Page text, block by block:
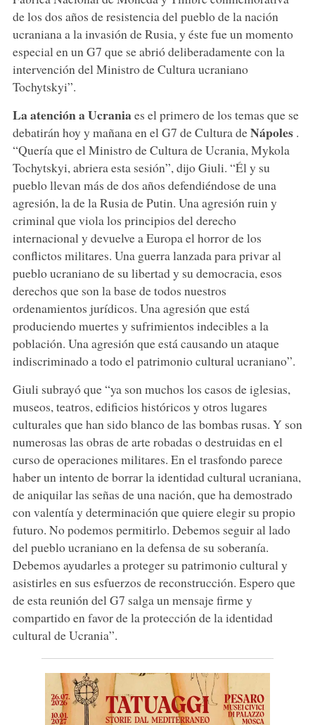
de los dos años de resistencia del pueblo de la nación
ucraniana a la invasión de Rusia, y éste fue un momento
especial en un G7 que se abrió deliberadamente con la
intervención del Ministro de Cultura ucraniano
Tochytskyi”.
La atención a Ucraniaes el primero de los temas que se
debatirán hoy y mañana en el G7 de Cultura deNápoles .
“Quería que el Ministro de Cultura de Ucrania, Mykola
Tochytskyi, abriera esta sesión”, dijo Giuli. “Él y su
pueblo llevan más de dos años defendiéndose de una
agresión, la de la Rusia de Putin. Una agresión ruin y
criminal que viola los principios del derecho
internacional y devuelve a Europa el horror de los
conflictos militares. Una guerra lanzada para privar al
pueblo ucraniano de su libertad y su democracia, esos
derechos que son la base de todos nuestros
ordenamientos jurídicos. Una agresión que está
produciendo muertes y sufrimientos indecibles a la
población. Una agresión que está causando un ataque
indiscriminado a todo el patrimonio cultural ucraniano”.
Giuli subrayó que “ya son muchos los casos de iglesias,
museos, teatros, edificios históricos y otros lugares
culturales que han sido blanco de las bombas rusas. Y son
numerosas las obras de arte robadas o destruidas en el
curso de operaciones militares. En el trasfondo parece
haber un intento de borrar la identidad cultural ucraniana,
de aniquilar las señas de una nación, que ha demostrado
con valentía y determinación que quiere elegir su propio
futuro. No podemos permitirlo. Debemos seguir al lado
del pueblo ucraniano en la defensa de su soberanía.
Debemos ayudarles a proteger su patrimonio cultural y
asistirles en sus esfuerzos de reconstrucción. Espero que
de esta reunión del G7 salga un mensaje firme y
compartido en favor de la protección de la identidad
cultural de Ucrania”.